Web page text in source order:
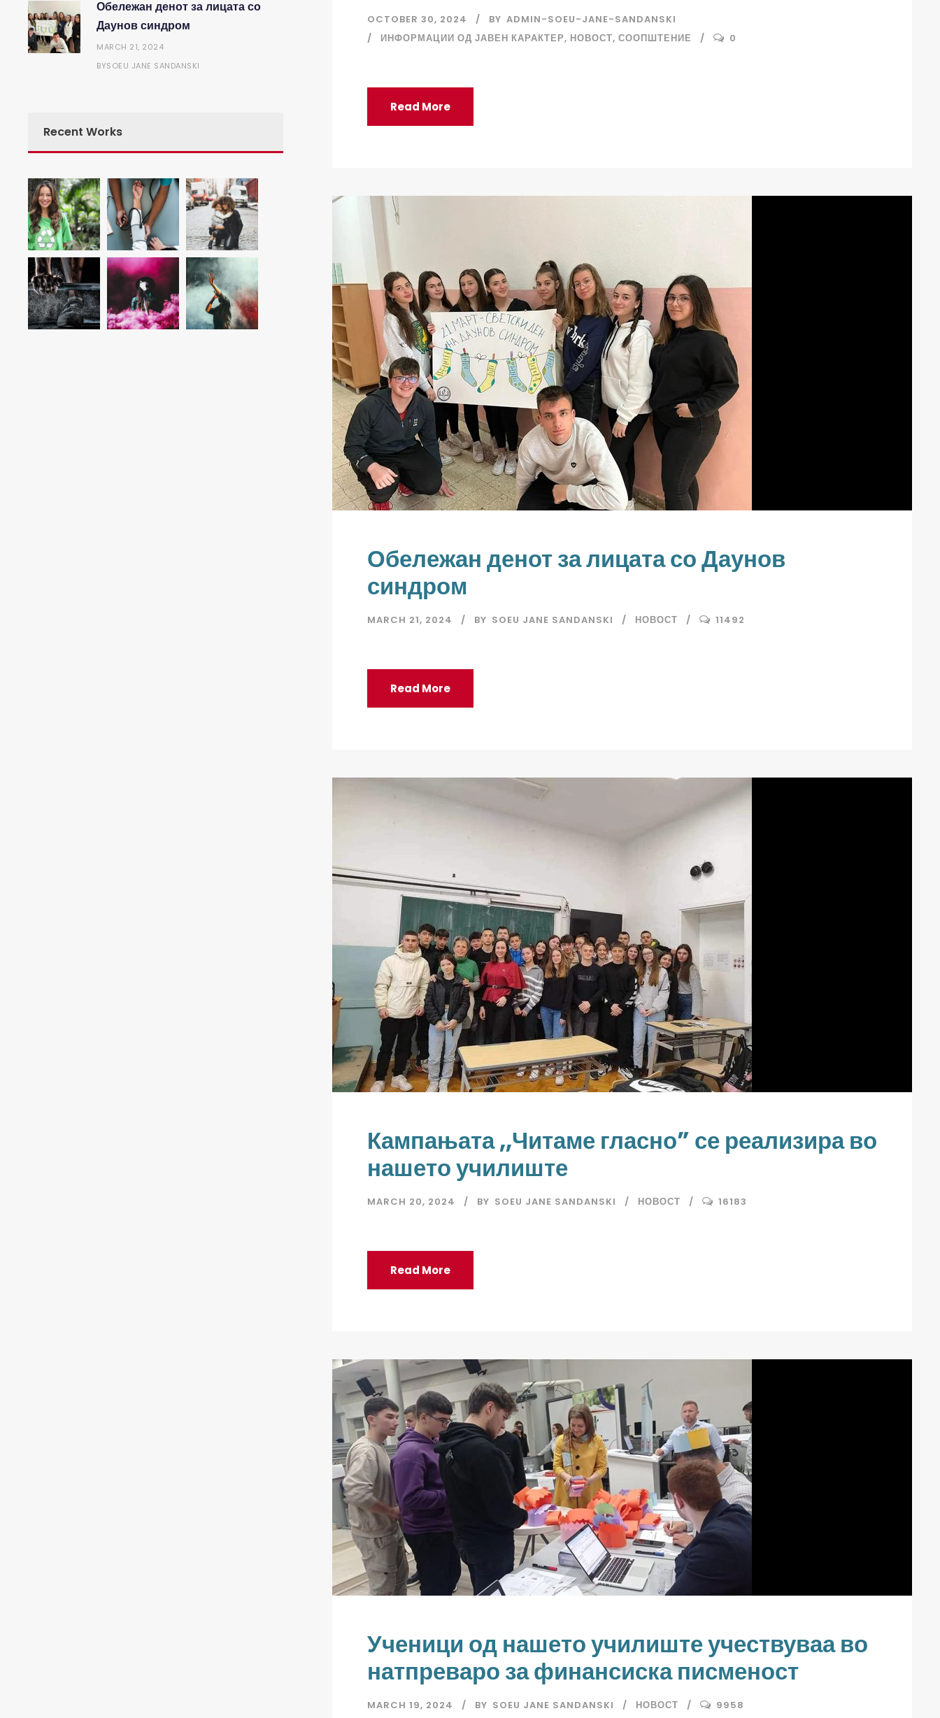
OCTOBER 30, 2024 BY ADMIN-SOEU-JANE-SANDANSKI
ИНФОРМАЦИИ ОД ЈАВЕН КАРАКТЕР, НОВОСТ, СООПШТЕНИЕ 0
Read More
Обележан денот за лицата со Даунов
синдром
MARCH 21, 2024 BY SOEU JANE SANDANSKI НОВОСТ 11492
Read More
Кампањата ,,Читаме гласно” се реализира во
нашето училиште
MARCH 20, 2024 BY SOEU JANE SANDANSKI НОВОСТ 16183
Read More
Ученици од нашето училиште учествуваа во
натпреваро за финансиска писменост
MARCH 19, 2024 BY SOEU JANE SANDANSKI НОВОСТ 9958
Обележан денот за лицата со
Даунов синдром
MARCH 21, 2024
BYSOEU JANE SANDANSKI
Recent Works